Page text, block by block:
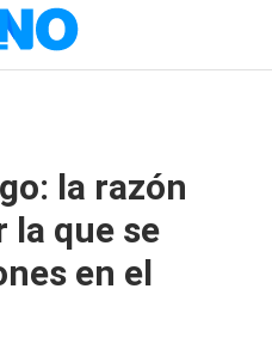
la razón
la que se
en el